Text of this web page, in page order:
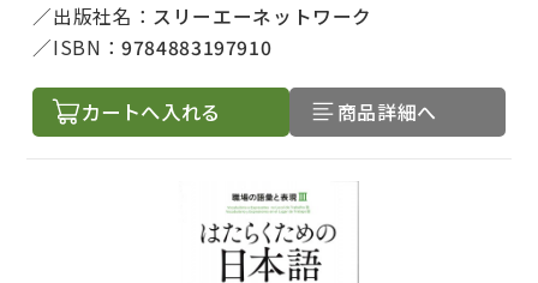
出版社名： スリーエーネットワーク
ISBN：9784883197910
カートへ入れる 商品詳細へ